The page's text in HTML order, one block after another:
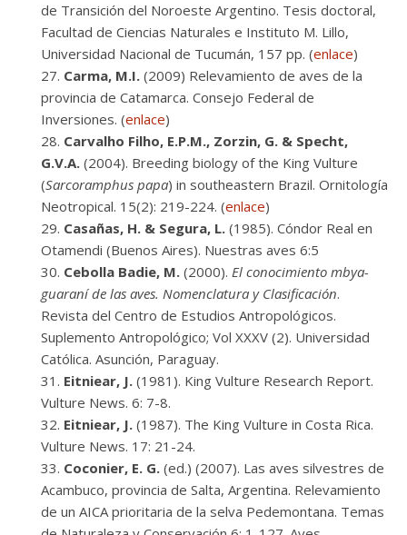
de Transición del Noroeste Argentino. Tesis doctoral,
Facultad de Ciencias Naturales e Instituto M. Lillo,
Universidad Nacional de Tucumán, 157 pp. (enlace)
Carma, M.I. (2009) Relevamiento de aves de la
provincia de Catamarca. Consejo Federal de
Inversiones. (enlace)
Carvalho Filho, E.P.M., Zorzin, G. & Specht,
G.V.A. (2004). Breeding biology of the King Vulture
(Sarcoramphus papa) in southeastern Brazil. Ornitología
Neotropical. 15(2): 219-224. (enlace)
Casañas, H. & Segura, L. (1985). Cóndor Real en
Otamendi (Buenos Aires). Nuestras aves 6:5
Cebolla Badie, M. (2000). El conocimiento mbya-
guaraní de las aves. Nomenclatura y Clasificación.
Revista del Centro de Estudios Antropológicos.
Suplemento Antropológico; Vol XXXV (2). Universidad
Católica. Asunción, Paraguay.
Eitniear, J. (1981). King Vulture Research Report.
Vulture News. 6: 7-8.
Eitniear, J. (1987). The King Vulture in Costa Rica.
Vulture News. 17: 21-24.
Coconier, E. G. (ed.) (2007). Las aves silvestres de
Acambuco, provincia de Salta, Argentina. Relevamiento
de un AICA prioritaria de la selva Pedemontana. Temas